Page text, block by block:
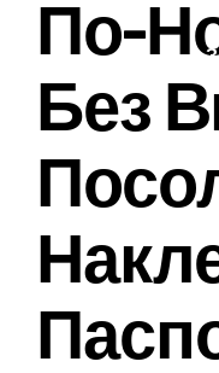
По-
Без